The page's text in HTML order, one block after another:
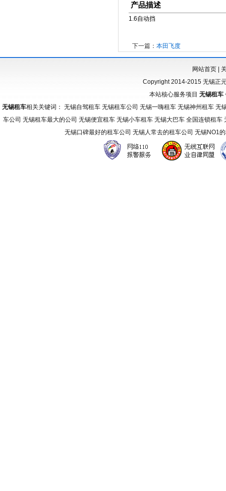
产品描述
1.6自动挡
下一篇：本田飞度
网站首页|
Copyright 2014-2015 无锡正
本站核心服务项目 无锡租车
无锡租车相关关键词： 无锡自驾租车 无锡租车公司 无锡一嗨租车 无锡神州租车
车公司 无锡租车最大的公司 无锡便宜租车 无锡小车租车 无锡大巴车 全国连锁租
无锡口碑最好的租车公司 无锡人常去的租车公司 无锡NO1